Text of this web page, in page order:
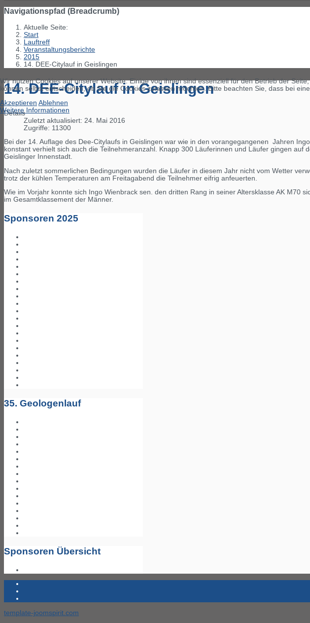
Navigationspfad (Breadcrumb)
Aktuelle Seite:
Start
Lauftreff
Veranstaltungsberichte
2015
14. DEE-Citylauf in Geislingen
14. DEE-Citylauf in Geislingen
Details
Zuletzt aktualisiert: 24. Mai 2016
Zugriffe: 11300
Bei der 14. Auflage des Dee-Citylaufs in Geislingen war wie in den vorangegangenen Jahren
konstant verhielt sich auch die Teilnehmeranzahl. Knapp 300 Läuferinnen und Läufer gingen auf
Geislinger Innenstadt.
Nach zuletzt sommerlichen Bedingungen wurden die Läufer in diesem Jahr nicht vom Wetter
trotz der kühlen Temperaturen am Freitagabend die Teilnehmer eifrig anfeuerten.
Wie im Vorjahr konnte sich Ingo Wienbrack sen. den dritten Rang in seiner Altersklasse AK M70
im Gesamtklassement der Männer.
Sponsoren 2025
35. Geologenlauf
Sponsoren Übersicht
template-joomspirit.com
Wir nutzen Cookies auf unserer Website. Einige von ihnen sind essenziell für den Betrieb der
können selbst entscheiden, ob Sie die Cookies zulassen möchten. Bitte beachten Sie, dass bei
Akzeptieren Ablehnen
Weitere Informationen